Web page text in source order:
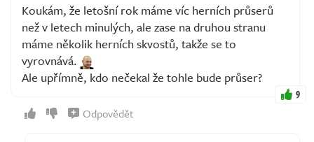
Koukám, že letošní rok máme víc herních průserů
než v letech minulých, ale zase na druhou stranu
máme několik herních skvostů, takže se to
vyrovnává.
Ale upřímně, kdo nečekal že tohle bude průser?
9
Odpovědět